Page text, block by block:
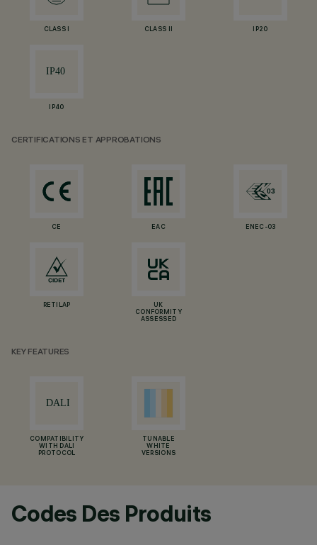
CLASS I CLASS II IP20
IP40
CERTIFICATIONS ET APPROBATIONS
CE EAC ENEC-03
RETILAP
UK
CONFORMITY
ASSESSED
KEY FEATURES
COMPATIBILITY
WITH DALI
PROTOCOL
TUNABLE
WHITE
VERSIONS
Codes Des Produits